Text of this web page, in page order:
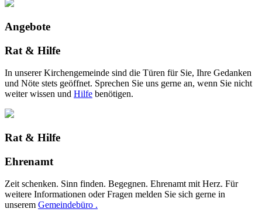
Angebote
Rat & Hilfe
In unserer Kirchengemeinde sind die Türen für Sie, Ihre Gedanken
und Nöte stets geöffnet. Sprechen Sie uns gerne an, wenn Sie nicht
weiter wissen und Hilfe benötigen.
Rat & Hilfe
Ehrenamt
Zeit schenken. Sinn finden. Begegnen. Ehrenamt mit Herz. Für
weitere Informationen oder Fragen melden Sie sich gerne in
unserem Gemeindebüro .